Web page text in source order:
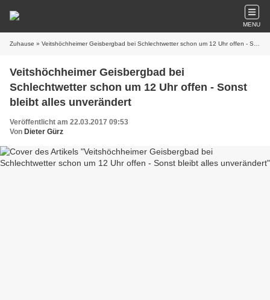
MENU
Zuhause » Veitshöchheimer Geisbergbad bei Schlechtwetter schon um 12 Uhr offen - Sonst bleibt alles unverändert
Veitshöchheimer Geisbergbad bei
Schlechtwetter schon um 12 Uhr offen - Sonst
bleibt alles unverändert
Veröffentlicht am 22.03.2017 09:53
Von Dieter Gürz